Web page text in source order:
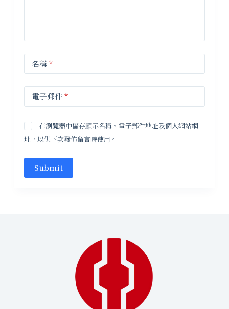
名稱*
電子郵件*
在瀏覽器中儲存顯示名稱、電子郵件地址及個人網站網
址，以供下次發佈留言時使用。
Submit